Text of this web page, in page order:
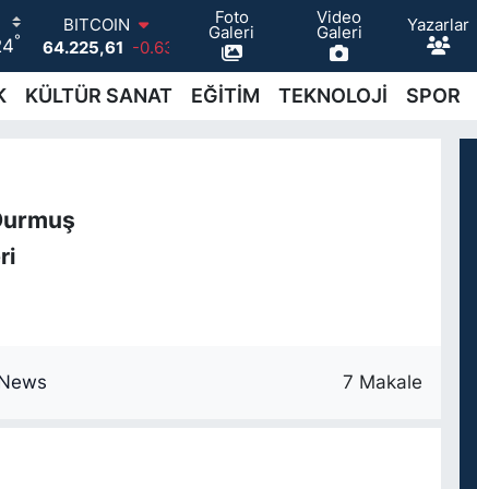
°
BITCOIN
64.225,61 -0.63
DOLAR
47,7143 0.16
6510.40
Foto
Galeri
Video
Galeri Yazarlar
KÜLTÜR SANAT EĞİTİM TEKNOLOJİ SPOR
7 Makale